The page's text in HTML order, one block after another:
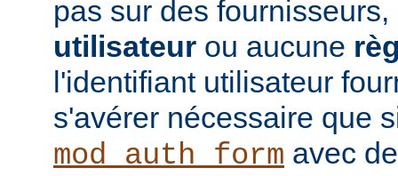
pas sur des
utilisateur ou aucune
l'identifiant utilisateur
s'avérer nécessaire que
mod_auth_form avec